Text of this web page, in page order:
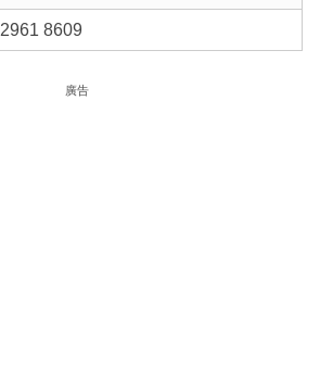
2961 8609
廣告